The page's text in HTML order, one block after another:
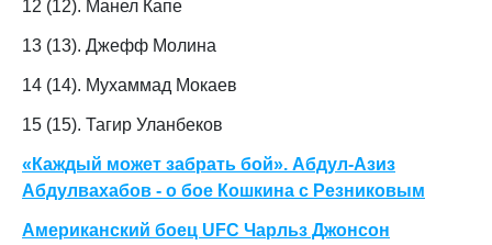
12 (12). Манел Капе
13 (13). Джефф Молина
14 (14). Мухаммад Мокаев
15 (15). Тагир Уланбеков
«Каждый может забрать бой». Абдул-Азиз
Абдулвахабов - о бое Кошкина с Резниковым
Американский боец UFC Чарльз Джонсон